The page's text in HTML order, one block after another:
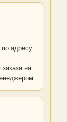
по адресу:
на